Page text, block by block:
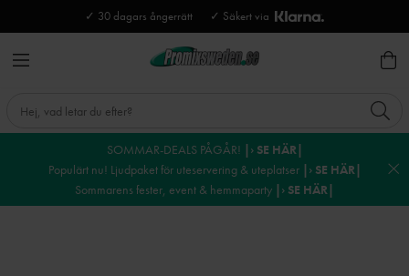
✓ 30 dagars ångerrätt ✓ Säkert via
SOMMAR-DEALS PÅGÅR! |› SE HÄR|
Populärt nu! Ljudpaket för uteservering & uteplatser |› SE HÄR|
Sommarens fester, event & hemmaparty |› SE HÄR|